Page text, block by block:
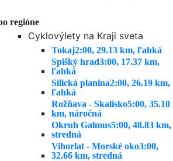
regióne
Cyklovýlety na Kraji sveta
Tokaj2:00, 29.13 km, ľahká
Spišký hrad3:00, 17.37 km,
ľahká
Silická planina2:00, 26.19 km,
ľahká
Rožňava - Skalisko5:00, 35.10
km, náročná
Okruh Galmus5:00, 48.83 km,
stredná
Vihorlat - Morské oko3:00,
32.66 km, stredná